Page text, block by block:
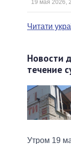
ГЛАВЫ
ВСЕ
19 мая 2026,
Читати
Новости
течение
Утром 19